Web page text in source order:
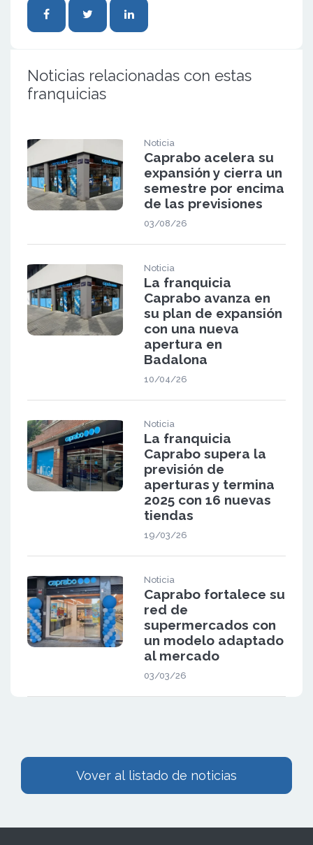
Noticias relacionadas con estas
franquicias
Noticia
Caprabo acelera su
expansión y cierra un
semestre por encima
de las previsiones
03/08/26
Noticia
La franquicia
Caprabo avanza en
su plan de expansión
con una nueva
apertura en
Badalona
10/04/26
Noticia
La franquicia
Caprabo supera la
previsión de
aperturas y termina
2025 con 16 nuevas
tiendas
19/03/26
Noticia
Caprabo fortalece su
red de
supermercados con
un modelo adaptado
al mercado
03/03/26
Vover al listado de noticias